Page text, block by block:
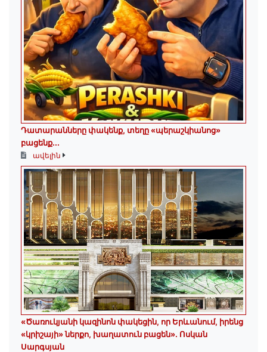
Դատարանները փակենք, տեղը «պերաշկիանոց»
բացենք․․․
ավելին
«Ծառուկյանի կազինոն փակեցին, որ Երևանում, իրենց
«կրիշայի» ներքո, խաղատուն բացեն»․ Ոսկան
Սարգսյան